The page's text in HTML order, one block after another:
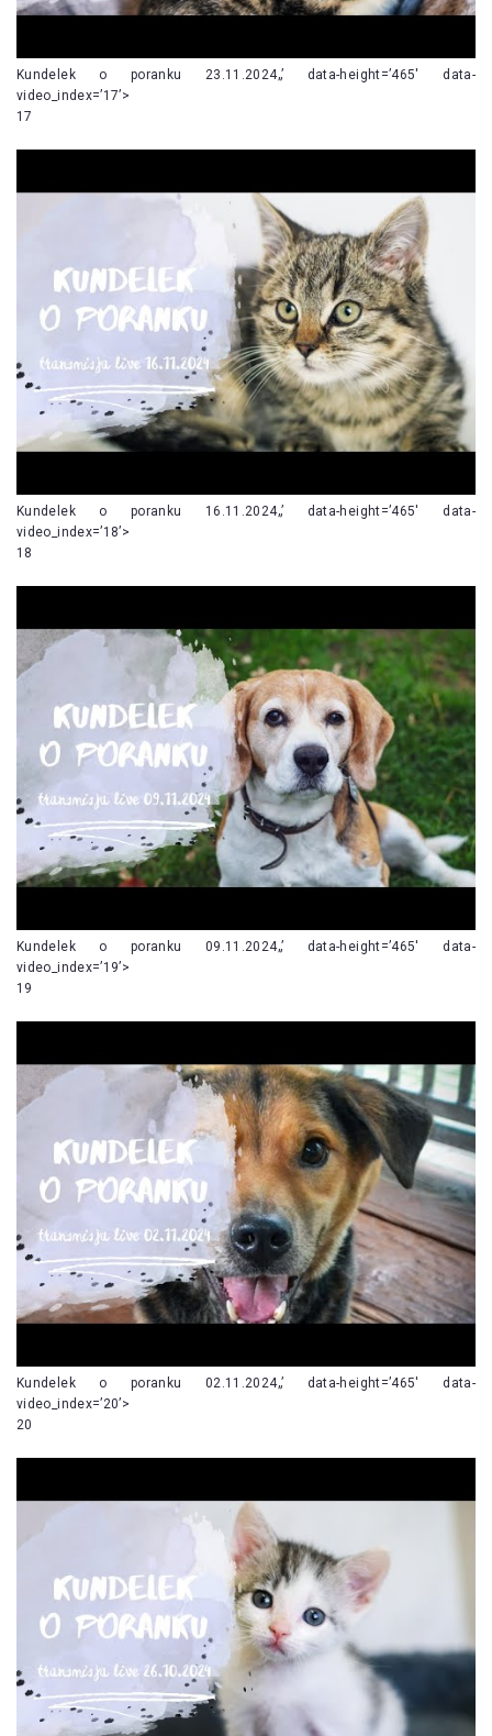
Kundelek o poranku 23.11.2024„’ data-height=’465′ data-
video_index=’17’>
17
Kundelek o poranku 16.11.2024„’ data-height=’465′ data-
video_index=’18’>
18
Kundelek o poranku 09.11.2024„’ data-height=’465′ data-
video_index=’19’>
19
Kundelek o poranku 02.11.2024„’ data-height=’465′ data-
video_index=’20’>
20